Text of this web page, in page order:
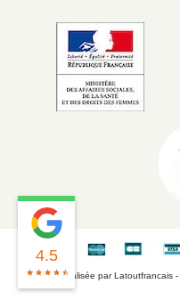
4.5
Boutique réalisée par Latoutfrancais -